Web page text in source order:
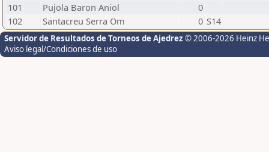
101
Pujola Baron Aniol
0
102
Santacreu Serra Om 0 S14
Servidor de Resultados de Torneos de Ajedrez © 2006-2026 Heinz
Aviso legal/Condiciones de uso